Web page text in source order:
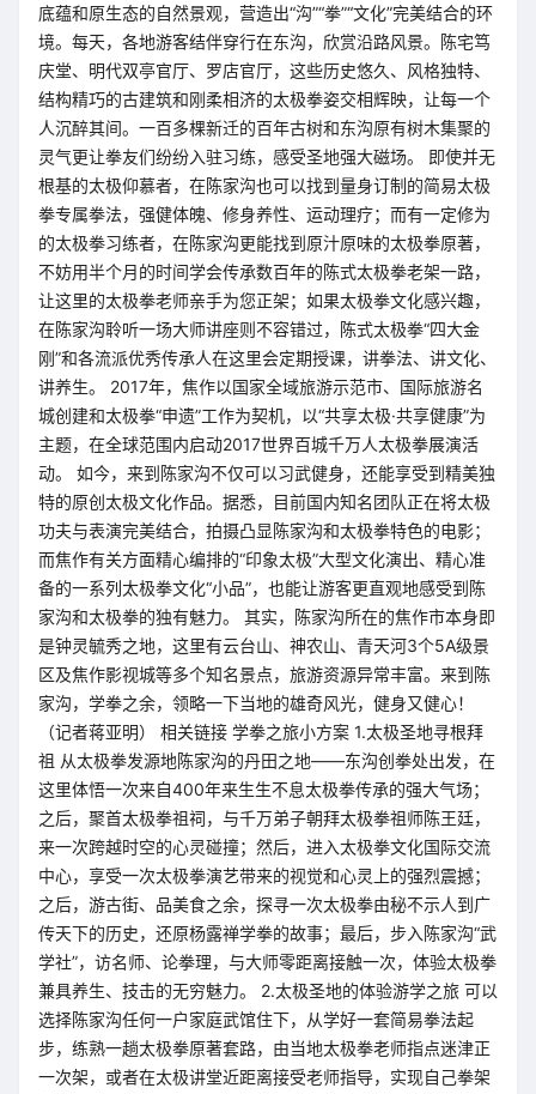
底蕴和原生态的自然景观，营造出“沟”“拳”“文化”完美结合的环
境。每天，各地游客结伴穿行在东沟，欣赏沿路风景。陈宅笃
庆堂、明代双亭官厅、罗店官厅，这些历史悠久、风格独特、
结构精巧的古建筑和刚柔相济的太极拳姿交相辉映，让每一个
人沉醉其间。一百多棵新迁的百年古树和东沟原有树木集聚的
灵气更让拳友们纷纷入驻习练，感受圣地强大磁场。 即使并无
根基的太极仰慕者，在陈家沟也可以找到量身订制的简易太极
拳专属拳法，强健体魄、修身养性、运动理疗；而有一定修为
的太极拳习练者，在陈家沟更能找到原汁原味的太极拳原著，
不妨用半个月的时间学会传承数百年的陈式太极拳老架一路，
让这里的太极拳老师亲手为您正架；如果太极拳文化感兴趣，
在陈家沟聆听一场大师讲座则不容错过，陈式太极拳“四大金
刚”和各流派优秀传承人在这里会定期授课，讲拳法、讲文化、
讲养生。 2017年，焦作以国家全域旅游示范市、国际旅游名
城创建和太极拳“申遗”工作为契机，以“共享太极·共享健康”为
主题，在全球范围内启动2017世界百城千万人太极拳展演活
动。 如今，来到陈家沟不仅可以习武健身，还能享受到精美独
特的原创太极文化作品。据悉，目前国内知名团队正在将太极
功夫与表演完美结合，拍摄凸显陈家沟和太极拳特色的电影；
而焦作有关方面精心编排的“印象太极”大型文化演出、精心准
备的一系列太极拳文化“小品”，也能让游客更直观地感受到陈
家沟和太极拳的独有魅力。 其实，陈家沟所在的焦作市本身即
是钟灵毓秀之地，这里有云台山、神农山、青天河3个5A级景
区及焦作影视城等多个知名景点，旅游资源异常丰富。来到陈
家沟，学拳之余，领略一下当地的雄奇风光，健身又健心！
（记者蒋亚明） 相关链接 学拳之旅小方案 1.太极圣地寻根拜
祖 从太极拳发源地陈家沟的丹田之地——东沟创拳处出发，在
这里体悟一次来自400年来生生不息太极拳传承的强大气场；
之后，聚首太极拳祖祠，与千万弟子朝拜太极拳祖师陈王廷，
来一次跨越时空的心灵碰撞；然后，进入太极拳文化国际交流
中心，享受一次太极拳演艺带来的视觉和心灵上的强烈震撼；
之后，游古街、品美食之余，探寻一次太极拳由秘不示人到广
传天下的历史，还原杨露禅学拳的故事；最后，步入陈家沟“武
学社”，访名师、论拳理，与大师零距离接触一次，体验太极拳
兼具养生、技击的无穷魅力。 2.太极圣地的体验游学之旅 可以
选择陈家沟任何一户家庭武馆住下，从学好一套简易拳法起
步，练熟一趟太极拳原著套路，由当地太极拳老师指点迷津正
一次架，或者在太极讲堂近距离接受老师指导，实现自己拳架